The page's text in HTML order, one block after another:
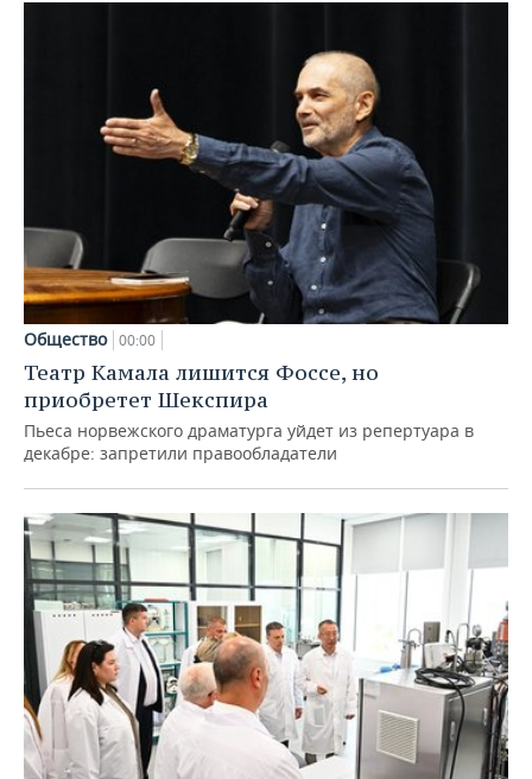
Общество 00:00
Театр Камала лишится Фоссе, но
приобретет Шекспира
Пьеса норвежского драматурга уйдет из репертуара в
декабре: запретили правообладатели